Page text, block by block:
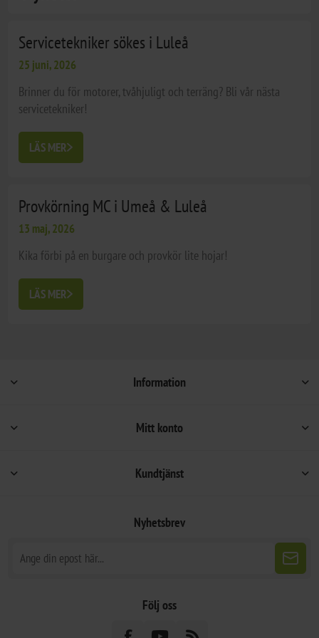
Servicetekniker sökes i Luleå
25 juni, 2026
Brinner du för motorer, tvåhjuligt och terräng? Bli vår nästa
servicetekniker!
LÄS MER
Provkörning MC i Umeå & Luleå
13 maj, 2026
Kika förbi på en burgare och provkör lite hojar!
LÄS MER
Information
Mitt konto
Kundtjänst
Nyhetsbrev
Följ oss